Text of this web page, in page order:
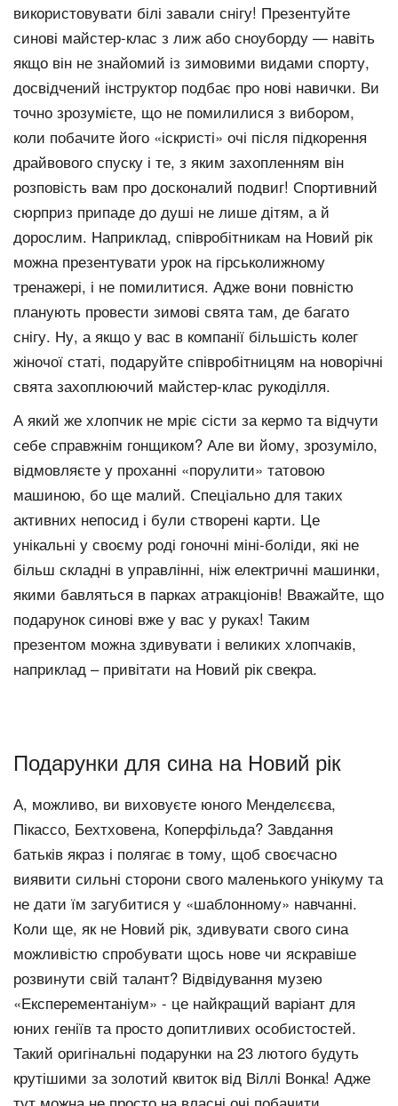
використовувати білі завали снігу! Презентуйте
синові майстер-клас з лиж або сноуборду — навіть
якщо він не знайомий із зимовими видами спорту,
досвідчений інструктор подбає про нові навички. Ви
точно зрозумієте, що не помилилися з вибором,
коли побачите його «іскристі» очі після підкорення
драйвового спуску і те, з яким захопленням він
розповість вам про досконалий подвиг! Спортивний
сюрприз припаде до душі не лише дітям, а й
дорослим. Наприклад, співробітникам на Новий рік
можна презентувати урок на гірськолижному
тренажері, і не помилитися. Адже вони повністю
планують провести зимові свята там, де багато
снігу. Ну, а якщо у вас в компанії більшість колег
жіночої статі, подаруйте співробітницям на новорічні
свята захоплюючий майстер-клас рукоділля.
А який же хлопчик не мріє сісти за кермо та відчути
себе справжнім гонщиком? Але ви йому, зрозуміло,
відмовляєте у проханні «порулити» татовою
машиною, бо ще малий. Спеціально для таких
активних непосид і були створені карти. Це
унікальні у своєму роді гоночні міні-боліди, які не
більш складні в управлінні, ніж електричні машинки,
якими бавляться в парках атракціонів! Вважайте, що
подарунок синові вже у вас у руках! Таким
презентом можна здивувати і великих хлопчаків,
наприклад – привітати на Новий рік свекра.
Подарунки для сина на Новий рік
А, можливо, ви виховуєте юного Менделєєва,
Пікассо, Бехтховена, Коперфільда? Завдання
батьків якраз і полягає в тому, щоб своєчасно
виявити сильні сторони свого маленького унікуму та
не дати їм загубитися у «шаблонному» навчанні.
Коли ще, як не Новий рік, здивувати свого сина
можливістю спробувати щось нове чи яскравіше
розвинути свій талант? Відвідування музею
«Експерементаніум» - це найкращий варіант для
юних геніїв та просто допитливих особистостей.
Такий оригінальні подарунки на 23 лютого будуть
крутішими за золотий квиток від Віллі Вонка! Адже